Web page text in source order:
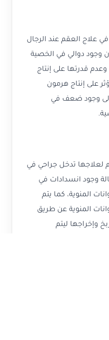
علاج العقم عند الرجال
وجود دوالي في الخصية
قدرتها على إنتاج
على إنتاج هرمون
وجود ضعف في
تدخل جراحي في
وجود انسدادات في
المنوية، كما يتم
المنوية عن طريق
ليتم